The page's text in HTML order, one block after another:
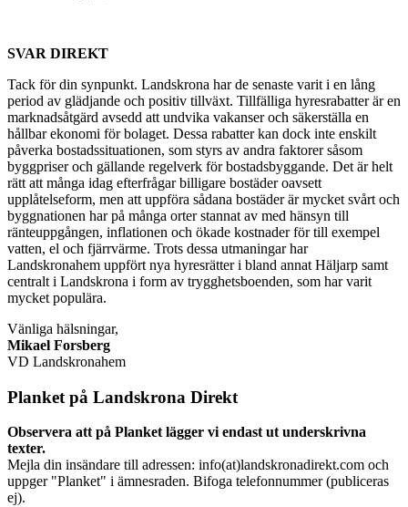
SVAR DIREKT
Tack för din synpunkt. Landskrona har de senaste varit i en lång
period av glädjande och positiv tillväxt. Tillfälliga hyresrabatter är en
marknadsåtgärd avsedd att undvika vakanser och säkerställa en
hållbar ekonomi för bolaget. Dessa rabatter kan dock inte enskilt
påverka bostadssituationen, som styrs av andra faktorer såsom
byggpriser och gällande regelverk för bostadsbyggande. Det är helt
rätt att många idag efterfrågar billigare bostäder oavsett
upplåtelseform, men att uppföra sådana bostäder är mycket svårt och
byggnationen har på många orter stannat av med hänsyn till
ränteuppgången, inflationen och ökade kostnader för till exempel
vatten, el och fjärrvärme. Trots dessa utmaningar har
Landskronahem uppfört nya hyresrätter i bland annat Häljarp samt
centralt i Landskrona i form av trygghetsboenden, som har varit
mycket populära.
Vänliga hälsningar,
Mikael Forsberg
VD Landskronahem
Planket på Landskrona Direkt
Observera att på Planket lägger vi endast ut underskrivna
texter.
Mejla din insändare till adressen: info(at)landskronadirekt.com och
uppger "Planket" i ämnesraden. Bifoga telefonnummer (publiceras
ej).